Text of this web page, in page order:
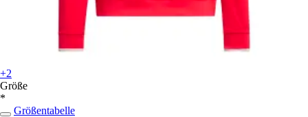
+2
Größe
*
Größentabelle